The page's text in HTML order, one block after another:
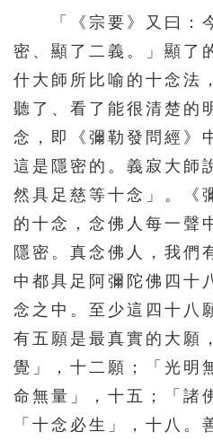
601 602 603
606 607 608
616 617 618
621 622 623
626 627 628
631 632 633
636 637 638
「《宗要》又曰：今
密、顯了二義。」顯了
什大師所比喻的十念法
聽了、看了能很清楚的
念，即《彌勒發問經》
這是隱密的。義寂大師
然具足慈等十念」。《
的十念，念佛人每一聲
隱密。真念佛人，我們
中都具足阿彌陀佛四十
念之中。至少這四十八
有五願是最真實的大願
覺」，十二願；「光明
命無量」，十五；「諸
「十念必生」，十八。